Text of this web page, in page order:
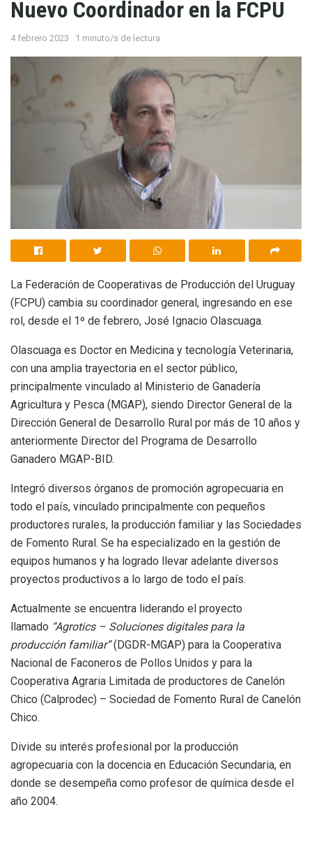
Nuevo Coordinador en la FCPU
4 febrero 2023 1 minuto/s de lectura
La Federación de Cooperativas de Producción del Uruguay
(FCPU) cambia su coordinador general, ingresando en ese
rol, desde el 1º de febrero, José Ignacio Olascuaga.
Olascuaga es Doctor en Medicina y tecnología Veterinaria,
con una amplia trayectoria en el sector público,
principalmente vinculado al Ministerio de Ganadería
Agricultura y Pesca (MGAP), siendo Director General de la
Dirección General de Desarrollo Rural por más de 10 años y
anteriormente Director del Programa de Desarrollo
Ganadero MGAP-BID.
Integró diversos órganos de promoción agropecuaria en
todo el país, vinculado principalmente con pequeños
productores rurales, la producción familiar y las Sociedades
de Fomento Rural. Se ha especializado en la gestión de
equipos humanos y ha logrado llevar adelante diversos
proyectos productivos a lo largo de todo el país.
Actualmente se encuentra liderando el proyecto
llamado “Agrotics – Soluciones digitales para la
producción familiar”(DGDR-MGAP) para la Cooperativa
Nacional de Faconeros de Pollos Unidos y para la
Cooperativa Agraria Limitada de productores de Canelón
Chico (Calprodec) – Sociedad de Fomento Rural de Canelón
Chico.
Divide su interés profesional por la producción
agropecuaria con la docencia en Educación Secundaria, en
donde se desempeña como profesor de química desde el
año 2004.